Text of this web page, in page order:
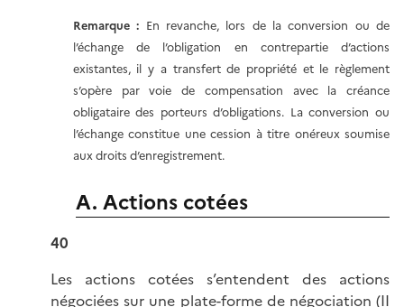
Remarque : En revanche, lors de la conversion ou de
l’échange de l’obligation en contrepartie d’actions
existantes, il y a transfert de propriété et le règlement
s’opère par voie de compensation avec la créance
obligataire des porteurs d’obligations. La conversion ou
l’échange constitue une cession à titre onéreux soumise
aux droits d’enregistrement.
A. Actions cotées
40
Les actions cotées s’entendent des actions
négociées sur une plate-forme de négociation (II